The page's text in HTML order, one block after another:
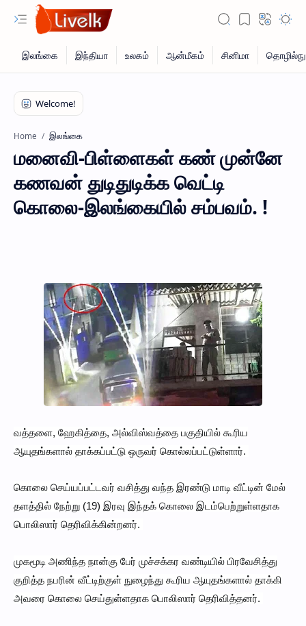
Home இலங்கை
மனைவி-பிள்ளைகள் கண் முன்னே
கணவன் துடிதுடிக்க வெட்டி
கொலை-இலங்கையில் சம்பவம். !
வத்தளை, ஹேகித்தை, அல்விஸ்வத்தை பகுதியில் கூரிய
ஆயுதங்களால் தாக்கப்பட்டு ஒருவர் கொல்லப்பட்டுள்ளார்.
கொலை செய்யப்பட்டவர் வசித்து வந்த இரண்டு மாடி வீட்டின் மேல்
தளத்தில் நேற்று (19) இரவு இந்தக் கொலை இடம்பெற்றுள்ளதாக
பொலிஸார் தெரிவிக்கின்றனர்.
முகமூடி அணிந்த நான்கு பேர் முச்சக்கர வண்டியில் பிரவேசித்து
குறித்த நபரின் வீட்டிற்குள் நுழைந்து கூரிய ஆயுதங்களால் தாக்கி
அவரை கொலை செய்துள்ளதாக பொலிஸார் தெரிவித்தனர்.